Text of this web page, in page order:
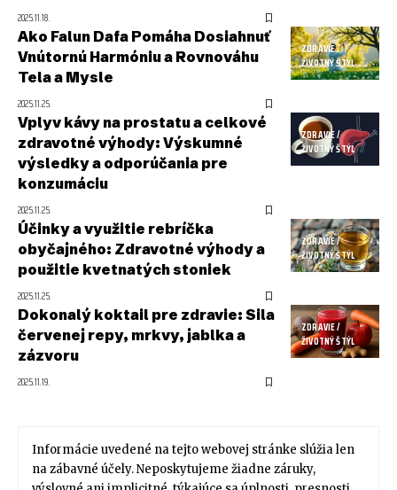
2025.11.18.
ZDRAVIE /
ŽIVOTNÝ ŠTÝL
Ako Falun Dafa Pomáha Dosiahnuť
Vnútornú Harmóniu a Rovnováhu
Tela a Mysle
2025.11.25.
ZDRAVIE /
ŽIVOTNÝ ŠTÝL
Vplyv kávy na prostatu a celkové
zdravotné výhody: Výskumné
výsledky a odporúčania pre
konzumáciu
2025.11.25.
ZDRAVIE /
ŽIVOTNÝ ŠTÝL
Účinky a využitie rebríčka
obyčajného: Zdravotné výhody a
použitie kvetnatých stoniek
2025.11.25.
ZDRAVIE /
ŽIVOTNÝ ŠTÝL
Dokonalý koktail pre zdravie: Sila
červenej repy, mrkvy, jablka a
zázvoru
2025.11.19.
Informácie uvedené na tejto webovej stránke slúžia len
na zábavné účely. Neposkytujeme žiadne záruky,